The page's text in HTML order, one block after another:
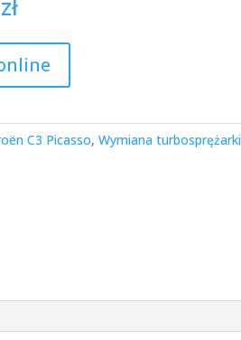
C3 Picasso,Wymiana turbosprężarki